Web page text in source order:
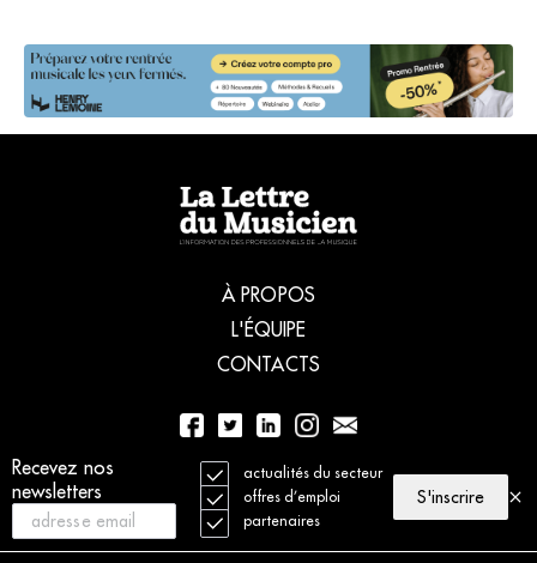
Recevez nos
newsletters
actualités du secteur
offres d’emploi
partenaires
S'inscrire
À PROPOS
L'ÉQUIPE
CONTACTS
01 56 77 04 00
© 2021 La Lettre du Musicien. Tous droits réservés